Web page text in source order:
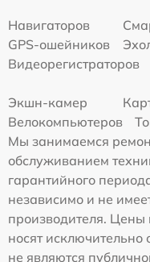
Навигаторов
GPS-ошейников
Видеорегистраторов
Экшн-камер
Велокомпьютеров
Мы занимаемся
обслуживанием
гарантийного
независимо и не
производителя. Цены
носят
не являются